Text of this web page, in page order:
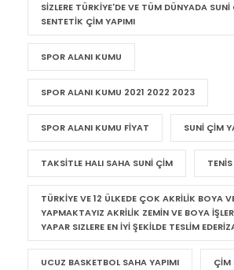
SIZLERE TÜRKIYE'DE VE TÜM DÜNYADA SUNI
SENTETIK ÇIM YAPIMI
SPOR ALANI KUMU
SPOR ALANI KUMU 2021 2022 2023
SPOR ALANI KUMU FIYAT SUNI ÇIM
TAKSITLE HALI SAHA SUNI ÇIM TENIS
TÜRKIYE VE 12 ÜLKEDE ÇOK AKRILIK BOYA
YAPMAKTAYIZ AKRILIK ZEMIN VE BOYA
YAPAR SIZLERE EN IYI ŞEKILDE TESLIM
UCUZ BASKETBOL SAHA YAPIMI ÇIM